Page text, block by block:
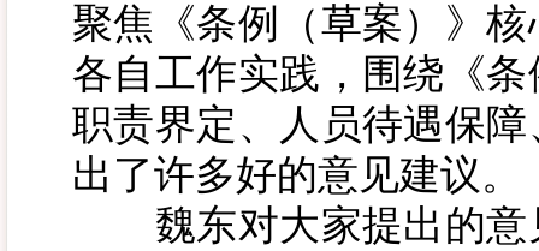
聚焦《条例（草案）》
各自工作实践，围绕《
职责界定、人员待遇保
出了许多好的意见建议。
魏东对大家提出的意